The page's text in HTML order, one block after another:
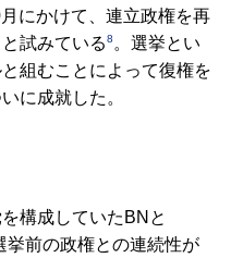
にかけて、連立政権を再
試みている8 。選挙とい
組むことによって復権を
に成就した。
構成していた BN と
挙前の政権との連続性が